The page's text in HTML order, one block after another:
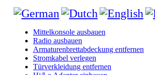
Mittelkonsole ausbauen
Radio ausbauen
Armaturenbrettabdeckung entfernen
Stromkabel verlegen
Türverkleidung entfernen